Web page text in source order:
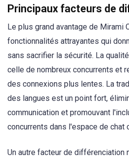
Principaux facteurs de
Le plus grand avantage de Mirami
fonctionnalités attrayantes qui
sans sacrifier la sécurité. La
celle de nombreux concurrents et
des connexions plus lentes. La
des langues est un point fort,
communication et promouvant
concurrents dans l'espace de chat
Un autre facteur de différenciation